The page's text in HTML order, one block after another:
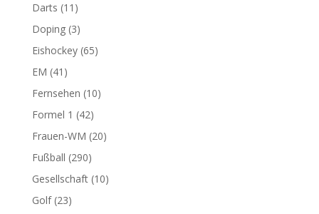
Darts (11)
Doping(3)
Eishockey(65)
EM (41)
Fernsehen (10)
Formel 1 (42)
Frauen-WM (20)
Fußball (290)
Gesellschaft(10)
Golf(23)